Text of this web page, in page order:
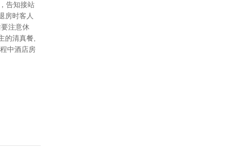
告知接站
房时客人
注意休
的清真餐,
中酒店房